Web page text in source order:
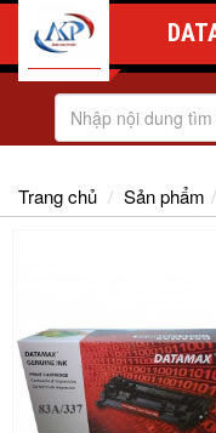
Trang chủ Sản phẩm